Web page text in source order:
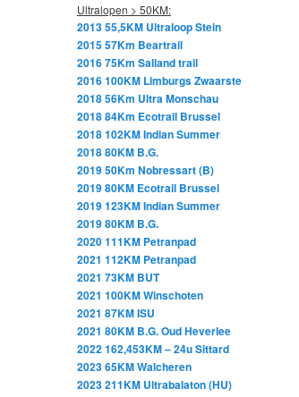
Ultralopen > 50KM:
2013 55,5KM Ultraloop Stein
2015 57Km Beartrail
2016 75Km Salland trail
2016 100KM Limburgs Zwaarste
2018 56Km Ultra Monschau
2018 84Km Ecotrail Brussel
2018 102KM Indian Summer
2018 80KM B.G.
2019 50Km Nobressart (B)
2019 80KM Ecotrail Brussel
2019 123KM Indian Summer
2019 80KM B.G.
2020 111KM Petranpad
2021 112KM Petranpad
2021 73KM BUT
2021 100KM Winschoten
2021 87KM ISU
2021 80KM B.G. Oud Heverlee
2022 162,453KM – 24u Sittard
2023 65KM Walcheren
2023211KM Ultrabalaton (HU)